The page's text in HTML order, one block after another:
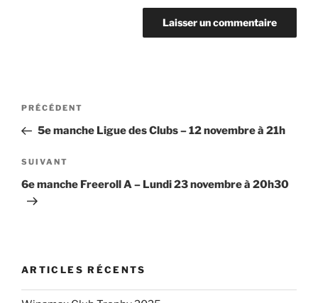
Navigation
l’article
Article
précédent
PRÉCÉDENT
5e manche Ligue des Clubs – 12 novembre à 21h
Article
suivant
SUIVANT
6e manche Freeroll A – Lundi 23 novembre à 20h30
ARTICLES RÉCENTS